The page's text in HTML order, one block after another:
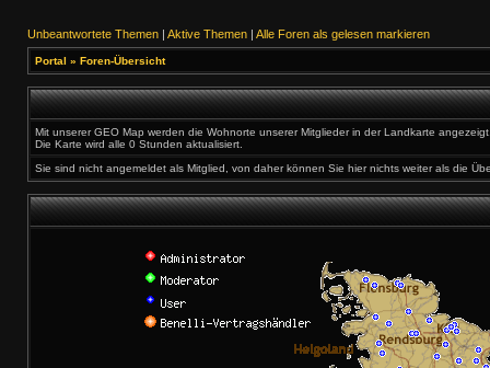
Unbeantwortete Themen | Aktive Themen | Alle Foren als gelesen markieren
Portal » Foren-Übersicht
Mit unserer GEO Map werden die Wohnorte unserer Mitglieder in der Landkarte
Die Karte wird alle 0 Stunden aktualisiert.
Sie sind nicht angemeldet als Mitglied, von daher können Sie hier nichts weiter als die